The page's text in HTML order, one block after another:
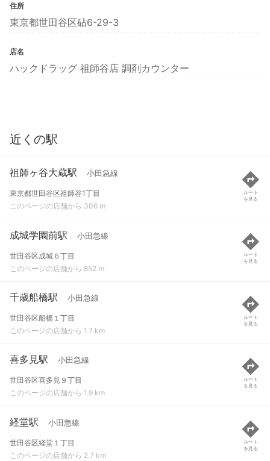
住所
東京都世田谷区砧6-29-3
店名
ハックドラッグ 祖師谷店 調剤カウンター
近くの駅
祖師ヶ谷大蔵駅 小田急線
東京都世田谷区祖師谷1丁目
このページの店舗から 306 m
ルート
を見る
成城学園前駅 小田急線
世田谷区成城６丁目
このページの店舗から 852 m
ルート
を見る
千歳船橋駅 小田急線
世田谷区船橋１丁目
このページの店舗から 1.7 km
ルート
を見る
喜多見駅 小田急線
世田谷区喜多見９丁目
このページの店舗から 1.9 km
ルート
を見る
経堂駅 小田急線
世田谷区経堂１丁目
このページの店舗から 2.7 km
ルート
を見る